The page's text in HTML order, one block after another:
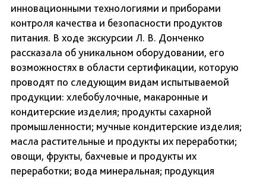
инновационными технологиями и приборами
контроля качества и безопасности продуктов
питания. В ходе экскурсии Л. В. Донченко
рассказала об уникальном оборудовании, его
возможностях в области сертификации, которую
проводят по следующим видам испытываемой
продукции: хлебобулочные, макаронные и
кондитерские изделия; продукты сахарной
промышленности; мучные кондитерские изделия;
масла растительные и продукты их переработки;
овощи, фрукты, бахчевые и продукты их
переработки; вода минеральная; продукция